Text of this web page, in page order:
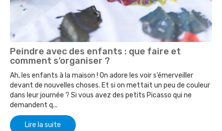
Peindre avec des enfants : que faire et
comment s’organiser ?
Ah, les enfants à la maison ! On adore les voir s’émerveiller
devant de nouvelles choses. Et si on mettait un peu de couleur
dans leur journée ? Si vous avez des petits Picasso qui ne
demandent q...
Lire la suite